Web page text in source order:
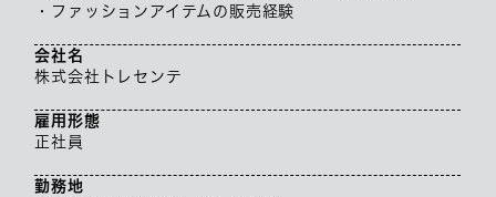
・ファッションアイテムの販売経験
会社名
株式会社トレセンテ
雇用形態
正社員
勤務地